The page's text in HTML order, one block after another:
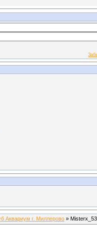
Аквариум г. Миллерово » Misterx_53